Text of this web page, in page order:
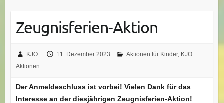
Zeugnisferien-Aktion
KJO 11. Dezember 2023 Aktionen für Kinder, KJO
Aktionen
Der Anmeldeschluss ist vorbei! Vielen Dank für das
Interesse an der diesjährigen Zeugnisferien-Aktion!